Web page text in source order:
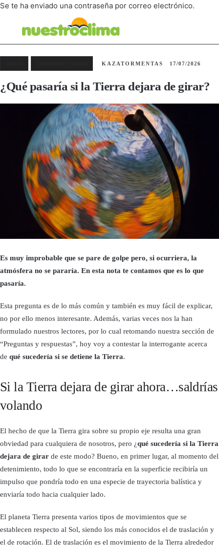
Se te ha enviado una contraseña por correo electrónico.
KAZATORMENTAS 17/07/2026
¿Qué pasaría si la Tierra dejara de girar?
Es muy improbable que se pare de golpe pero, si ocurriera, la
atmósfera no se pararía. En esta nota te contamos que es lo que
pasaría.
Esta pregunta es de lo más común y también es muy fácil de explicar,
no por ello menos interesante. Además, varias veces nos la han
formulado nuestros lectores, por lo cual retomando nuestra sección de
“Preguntas y respuestas”, hoy voy a contestar la interrogante acerca
de qué sucedería si se detiene la Tierra.
Si la Tierra dejara de girar ahora…saldrías
volando
El hecho de que la Tierra gira sobre su propio eje resulta una gran
obviedad para cualquiera de nosotros, pero ¿qué sucedería si la Tierra
dejara de girar de este modo? Bueno, en primer lugar, al momento del
detenimiento, todo lo que se encontraría en la superficie recibiría un
impulso que pondría todo en una especie de trayectoria balística y
enviaría todo hacia cualquier lado.
El planeta Tierra presenta varios tipos de movimientos que se
establecen respecto al Sol, siendo los más conocidos el de traslación y
el de rotación. El de traslación es el movimiento de la Tierra alrededor